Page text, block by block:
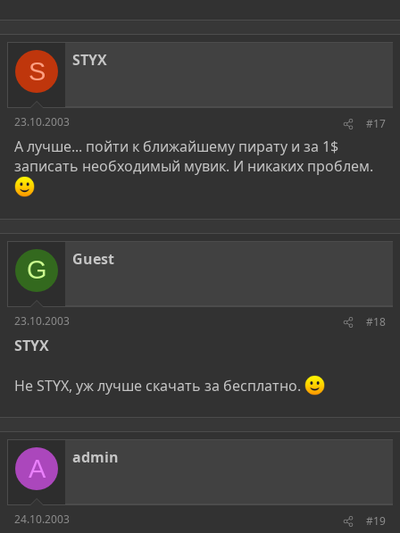
S STYX
23.10.2003 #17
А лучше... пойти к ближайшему пирату и за 1$
записать необходимый мувик. И никаких проблем.
G Guest
23.10.2003 #18
STYX
Не STYX, уж лучше скачать за бесплатно.
A admin
24.10.2003 #19